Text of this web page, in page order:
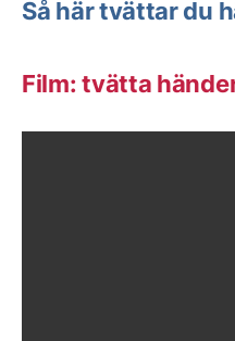
Så här tvättar du
Film: tvätta